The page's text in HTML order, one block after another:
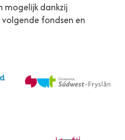
mogelijk dankzij
fondsen en